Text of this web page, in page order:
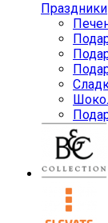
Праздники